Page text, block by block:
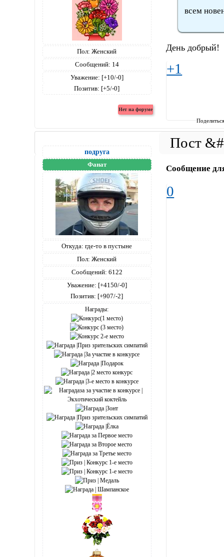
Пол: Женский
Сообщений: 14
Уважение: [+10/-0]
Позитив: [+5/-0]
всем
День добрый!
+1
подруга
Фанат
Откуда: где-то в пустыне
Пол: Женский
Сообщений: 6122
Уважение: [+4150/-0]
Позитив: [+907/-2]
Награды:
Сообщение
0